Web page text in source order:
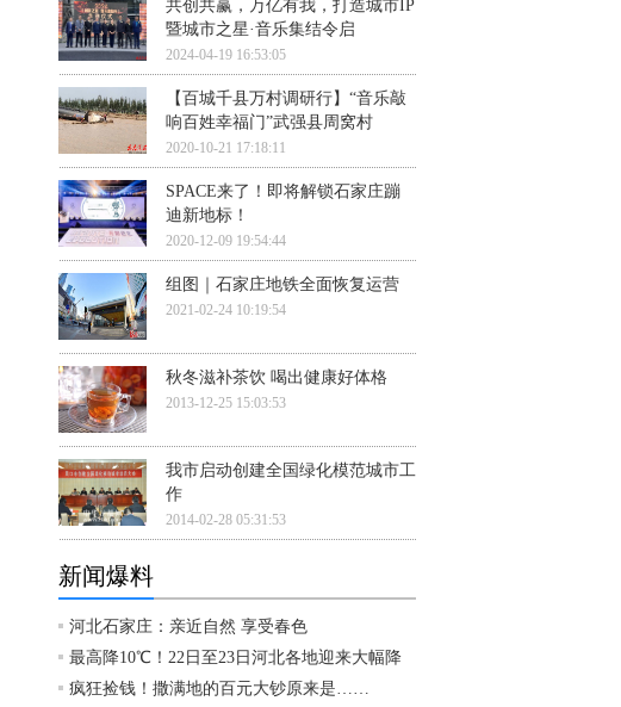
共创共赢，万亿有我，打造城市IP
暨城市之星·音乐集结令启
2024-04-19 16:53:05
【百城千县万村调研行】“音乐敲
响百姓幸福门”武强县周窝村
2020-10-21 17:18:11
SPACE来了！即将解锁石家庄蹦
迪新地标！
2020-12-09 19:54:44
组图｜石家庄地铁全面恢复运营
2021-02-24 10:19:54
秋冬滋补茶饮 喝出健康好体格
2013-12-25 15:03:53
我市启动创建全国绿化模范城市工
作
2014-02-28 05:31:53
新闻爆料
河北石家庄：亲近自然 享受春色
最高降10℃！22日至23日河北各地迎来大幅降
疯狂捡钱！撒满地的百元大钞原来是……